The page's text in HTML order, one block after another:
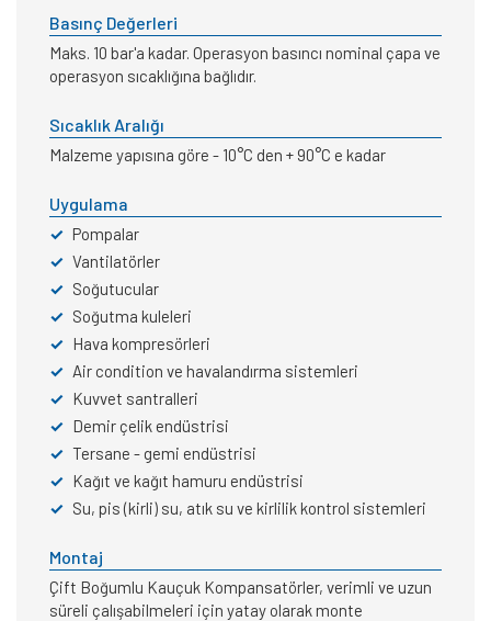
Basınç Değerleri
Maks. 10 bar'a kadar. Operasyon basıncı nominal çapa ve
operasyon sıcaklığına bağlıdır.
Sıcaklık Aralığı
Malzeme yapısına göre - 10°C den + 90°C e kadar
Uygulama
✓ Pompalar
✓ Vantilatörler
✓ Soğutucular
✓ Soğutma kuleleri
✓ Hava kompresörleri
✓ Air condition ve havalandırma sistemleri
✓ Kuvvet santralleri
✓ Demir çelik endüstrisi
✓ Tersane - gemi endüstrisi
✓ Kağıt ve kağıt hamuru endüstrisi
✓ Su, pis (kirli) su, atık su ve kirlilik kontrol sistemleri
Montaj
Çift Boğumlu Kauçuk Kompansatörler, verimli ve uzun
süreli çalışabilmeleri için yatay olarak monte